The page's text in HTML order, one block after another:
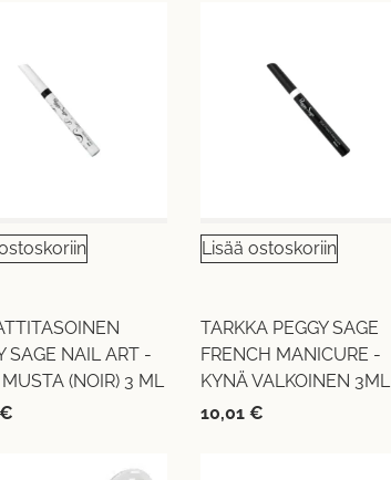
SAGE NAIL ART -
(NOIR) 3 ML
€
Lisää ostoskoriin
TARKKA PEGGY SAGE
FRENCH MANICURE -
KYNÄ VALKOINEN 3ML
10,01 €